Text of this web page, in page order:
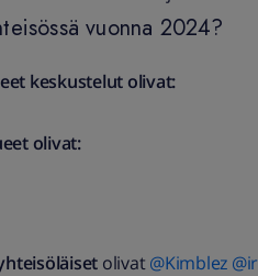
vuonna 2024?
keskustelut olivat:
olivat:
olivat@Kimblez